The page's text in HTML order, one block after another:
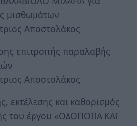
μισθωμάτων
Αποστολάκος
επιτροπής παραλαβής
Αποστολάκος
εκτέλεσης και καθορισμός
του έργου «ΟΔΟΠΟΙΙΑ ΚΑΙ